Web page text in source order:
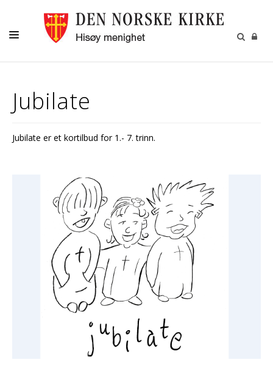
KALENDER
KONTAKT
Jubilate
Jubilate er et kortilbud for 1.- 7. trinn.